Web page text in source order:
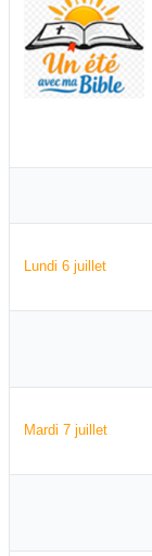
Lundi 6 juillet
Mardi 7 juillet